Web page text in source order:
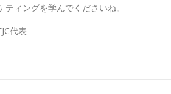
ティングを学んでくださいね。
代表